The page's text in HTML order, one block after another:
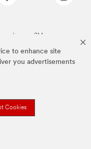
to enhance site
you advertisements
Cookies
van 3M.we